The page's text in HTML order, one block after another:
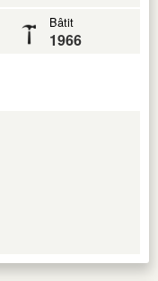
Bâtit
1966